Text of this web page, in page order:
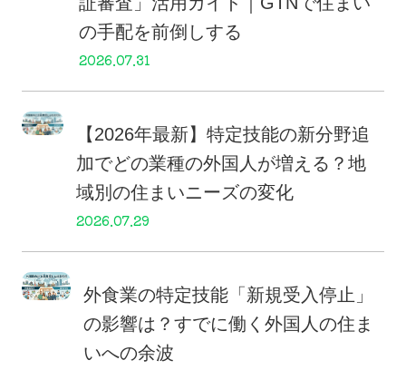
の手配を前倒しする
2026.07.31
【2026年最新】特定技能の新分野追
加でどの業種の外国人が増える？地
域別の住まいニーズの変化
2026.07.29
外食業の特定技能「新規受入停止」
の影響は？すでに働く外国人の住ま
いへの余波